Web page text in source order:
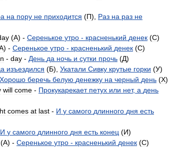
на пору не приходится (П), Раз на раз не
(A) - Серенькое утро - красненький денек (C)
) - Серенькое утро - красненький денек (C)
- day - День да ночь и сутки прочь (Д)
изъездился (Б), Укатали Сивку крутые горки (У)
Хорошо беречь белую денежку на черный день (X)
will come - Прокукарекает петух или нет, а день
comes at last - И у самого длинного дня есть
И у самого длинного дня есть конец (И)
(A) - Серенькое утро - красненький денек (C)